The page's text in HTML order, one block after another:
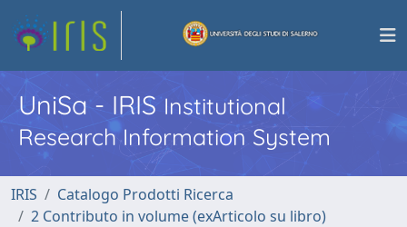
UniSa - IRISInstitutional
Research Information System
IRIS
Catalogo Prodotti Ricerca
2 Contributo in volume (exArticolo su libro)